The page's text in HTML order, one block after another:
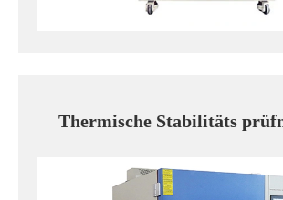
Thermische Stabilitäts